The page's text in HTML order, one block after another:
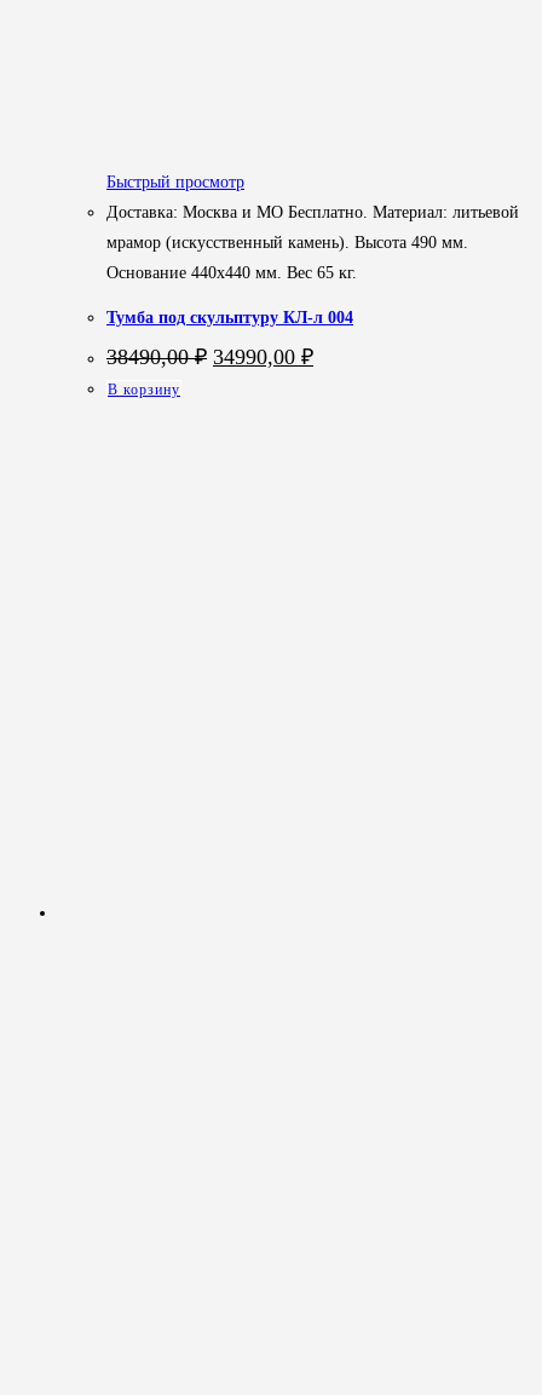
Быстрый просмотр
Доставка: Москва и МО Бесплатно. Материал: литьевой
мрамор (искусственный камень). Высота 490 мм.
Основание 440х440 мм. Вес 65 кг.
Тумба под скульптуру КЛ-л 004
38490,00₽ Первоначальная
34990,00 ₽Текущая
В корзину